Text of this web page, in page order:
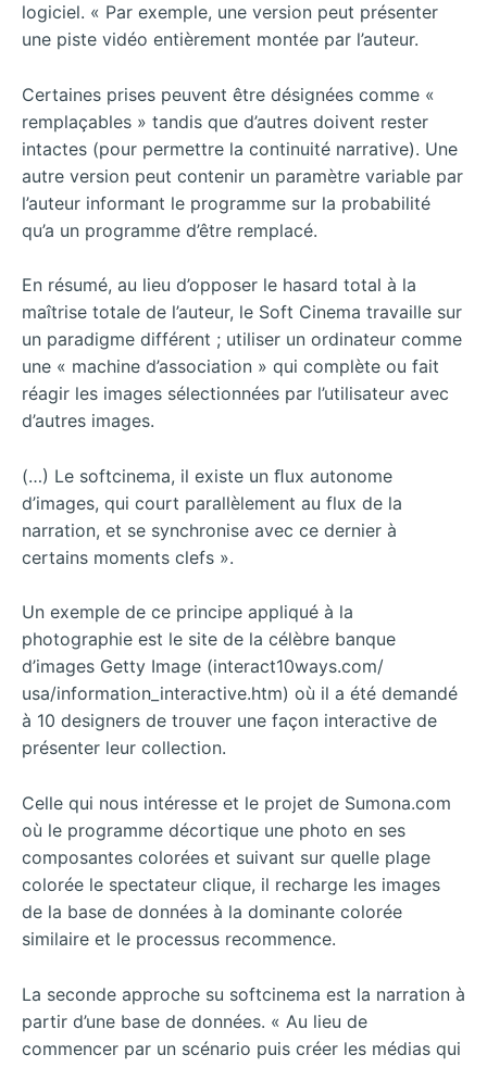
logiciel. « Par exemple, une version peut présenter
une piste vidéo entièrement montée par l’auteur.
Certaines prises peuvent être désignées comme «
remplaçables » tandis que d’autres doivent rester
intactes (pour permettre la continuité narrative). Une
autre version peut contenir un paramètre variable par
l’auteur informant le programme sur la probabilité
qu’a un programme d’être remplacé.
En résumé, au lieu d’opposer le hasard total à la
maîtrise totale de l’auteur, le Soft Cinema travaille sur
un paradigme différent ; utiliser un ordinateur comme
une « machine d’association » qui complète ou fait
réagir les images sélectionnées par l’utilisateur avec
d’autres images.
(…) Le softcinema, il existe un ﬂux autonome
d’images, qui court parallèlement au flux de la
narration, et se synchronise avec ce dernier à
certains moments clefs ».
Un exemple de ce principe appliqué à la
photographie est le site de la célèbre banque
d’images Getty Image (interact10ways.com/
usa/information_interactive.htm) où il a été demandé
à 10 designers de trouver une façon interactive de
présenter leur collection.
Celle qui nous intéresse et le projet de Sumona.com
où le programme décortique une photo en ses
composantes colorées et suivant sur quelle plage
colorée le spectateur clique, il recharge les images
de la base de données à la dominante colorée
similaire et le processus recommence.
La seconde approche su softcinema est la narration à
partir d’une base de données. « Au lieu de
commencer par un scénario puis créer les médias qui